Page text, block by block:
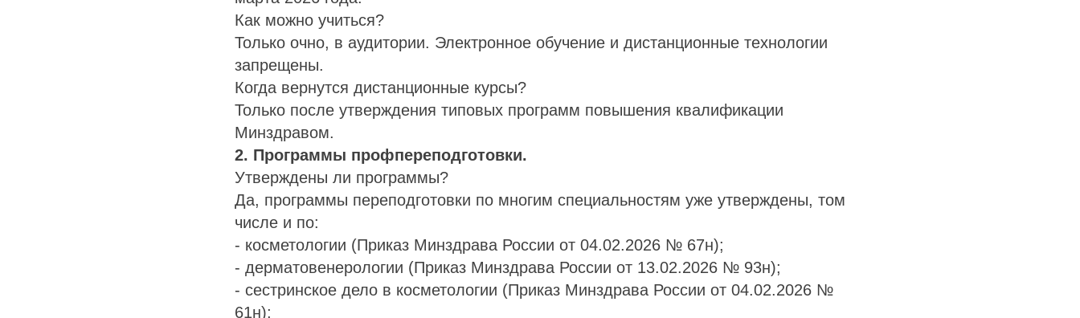
Как можно учиться?
Только очно, в аудитории. Электронное обучение и дистанционные технологии
запрещены.
Когда вернутся дистанционные курсы?
Только после утверждения типовых программ повышения квалификации
Минздравом.
2. Программы профпереподготовки.
Утверждены ли программы?
Да, программы переподготовки по многим специальностям уже утверждены, том
числе и по:
- косметологии (Приказ Минздрава России от 04.02.2026 № 67н);
- дерматовенерологии (Приказ Минздрава России от 13.02.2026 № 93н);
- сестринское дело в косметологии (Приказ Минздрава России от 04.02.2026 №
61н);